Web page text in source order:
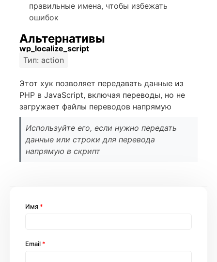
правильные имена, чтобы избежать
ошибок
Альтернативы
wp_localize_script
Тип: action
Этот хук позволяет передавать данные из
PHP в JavaScript, включая переводы, но не
загружает файлы переводов напрямую
Используйте его, если нужно передать
данные или строки для перевода
напрямую в скрипт
Имя *
Email *